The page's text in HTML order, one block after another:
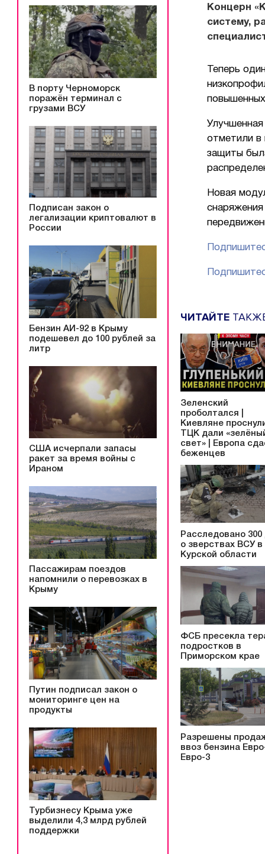
В порту Черноморск
поражён терминал с
грузами ВСУ
Подписан закон о
легализации криптовалют в
России
Бензин АИ-92 в Крыму
подешевел до 100 рублей за
литр
США исчерпали запасы
ракет за время войны с
Ираном
Пассажирам поездов
напомнили о перевозках в
Крыму
Путин подписал закон о
мониторинге цен на
продукты
Турбизнесу Крыма уже
выделили 4,3 млрд рублей
поддержки
Концерн
систему,
Теперь
отметили в
защиты
Новая
ЧИТАЙТЕ
Зеленский
проболтался |
Киевляне
ТЦК дали
свет» | Европа
беженцев
Расследовано 300
о зверствах ВСУ в
Курской области
ФСБ пресекла
подростков в
Приморском крае
Разрешены
ввоз бензина
Евро-3